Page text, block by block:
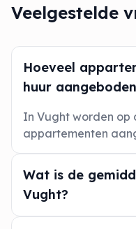
Veelgestelde
Hoeveel
huur
In Vught worden op
appartementen
Wat is de
Vught?